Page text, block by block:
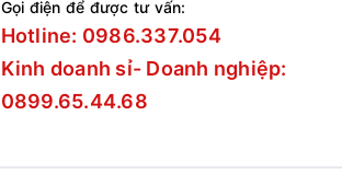
Gọi điện để được tư vấn:
Hotline: 0986.337.054
Kinh doanh sỉ- Doanh nghiệp:
0899.65.44.68